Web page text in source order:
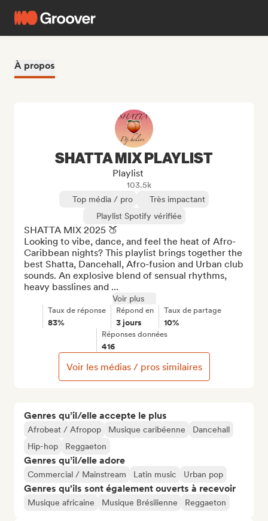
À propos
Genres qu’il/elle accepte le plus
Afrobeat / Afropop Musique caribéenne
Dancehall
Hip-hop
Reggaeton
Genres qu’il/elle adore
Commercial / Mainstream Latin music Urban pop
Genres qu'ils sont également ouverts à recevoir
Musique africaine Musique Brésilienne Reggaeton
SHATTA MIX PLAYLIST
Playlist
103.5k
Top média / pro
Très impactant
Playlist Spotify vérifiée
SHATTA MIX 2025 🍑
Looking to vibe, dance, and feel the heat of Afro-
Caribbean nights? This playlist brings together the
best Shatta, Dancehall, Afro-fusion and Urban club
sounds. An explosive blend of sensual rhythms,
heavy basslines and ...
Voir plus
Taux de réponse
83%
Répond en
3 jours
Taux de partage
10%
Réponses données
416
Voir les médias / pros similaires